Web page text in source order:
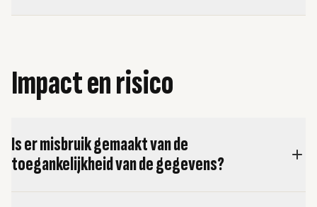
Impact en risico
Is er misbruik gemaakt van de
toegankelijkheid van de gegevens?